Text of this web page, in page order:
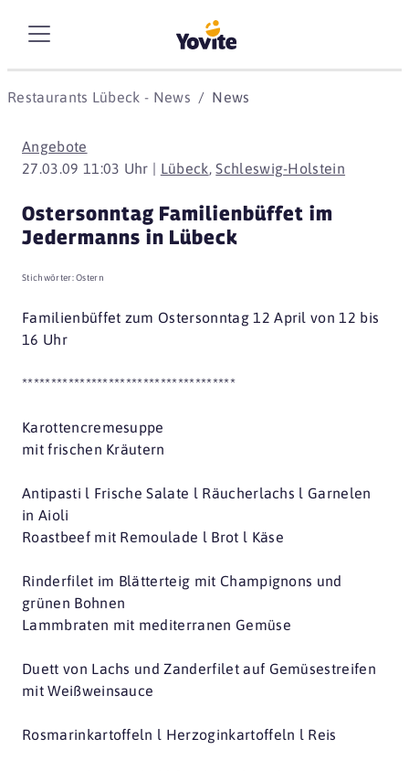
Restaurants Lübeck - News News
Angebote
27.03.09 11:03 Uhr | Lübeck,Schleswig-Holstein
Ostersonntag Familienbüffet im
Jedermanns in Lübeck
Stichwörter:Ostern
Familienbüffet zum Ostersonntag 12 April von 12 bis
16 Uhr
*************************************
Karottencremesuppe
mit frischen Kräutern
Antipasti l Frische Salate l Räucherlachs l Garnelen
in Aioli
Roastbeef mit Remoulade l Brot l Käse
Rinderfilet im Blätterteig mit Champignons und
grünen Bohnen
Lammbraten mit mediterranen Gemüse
Duett von Lachs und Zanderfilet auf Gemüsestreifen
mit Weißweinsauce
Rosmarinkartoffeln l Herzoginkartoffeln l Reis